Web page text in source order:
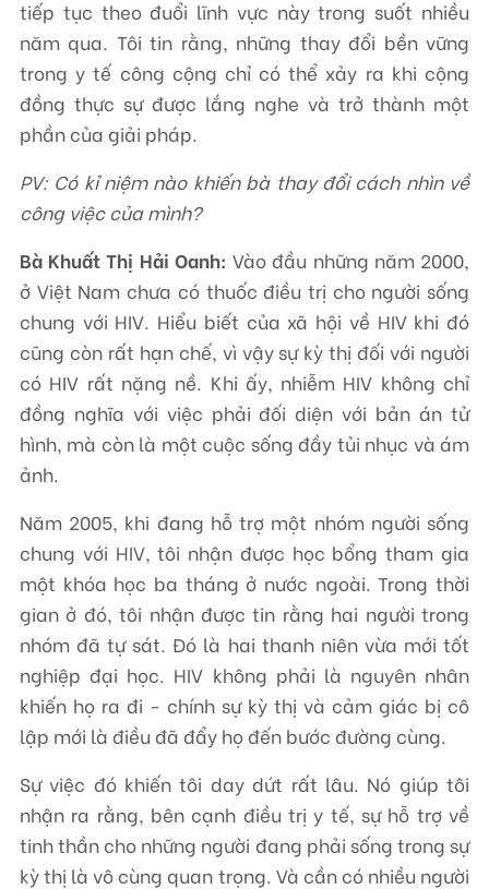
tiếp tục theo đuổi lĩnh vực này trong suốt nhiều
năm qua. Tôi tin rằng, những thay đổi bền vững
trong y tế công cộng chỉ có thể xảy ra khi cộng
đồng thực sự được lắng nghe và trở thành một
phần của giải pháp.
PV: Có kỉ niệm nào khiến bà thay đổi cách nhìn về
công việc của mình?
Bà Khuất Thị Hải Oanh:Vào đầu những năm 2000,
ở Việt Nam chưa có thuốc điều trị cho người sống
chung với HIV. Hiểu biết của xã hội về HIV khi đó
cũng còn rất hạn chế, vì vậy sự kỳ thị đối với người
có HIV rất nặng nề. Khi ấy, nhiễm HIV không chỉ
đồng nghĩa với việc phải đối diện với bản án tử
hình, mà còn là một cuộc sống đầy tủi nhục và ám
ảnh.
Năm 2005, khi đang hỗ trợ một nhóm người sống
chung với HIV, tôi nhận được học bổng tham gia
một khóa học ba tháng ở nước ngoài. Trong thời
gian ở đó, tôi nhận được tin rằng hai người trong
nhóm đã tự sát. Đó là hai thanh niên vừa mới tốt
nghiệp đại học. HIV không phải là nguyên nhân
khiến họ ra đi - chính sự kỳ thị và cảm giác bị cô
lập mới là điều đã đẩy họ đến bước đường cùng.
Sự việc đó khiến tôi day dứt rất lâu. Nó giúp tôi
nhận ra rằng, bên cạnh điều trị y tế, sự hỗ trợ về
tinh thần cho những người đang phải sống trong sự
kỳ thị là vô cùng quan trọng. Và cần có nhiều người